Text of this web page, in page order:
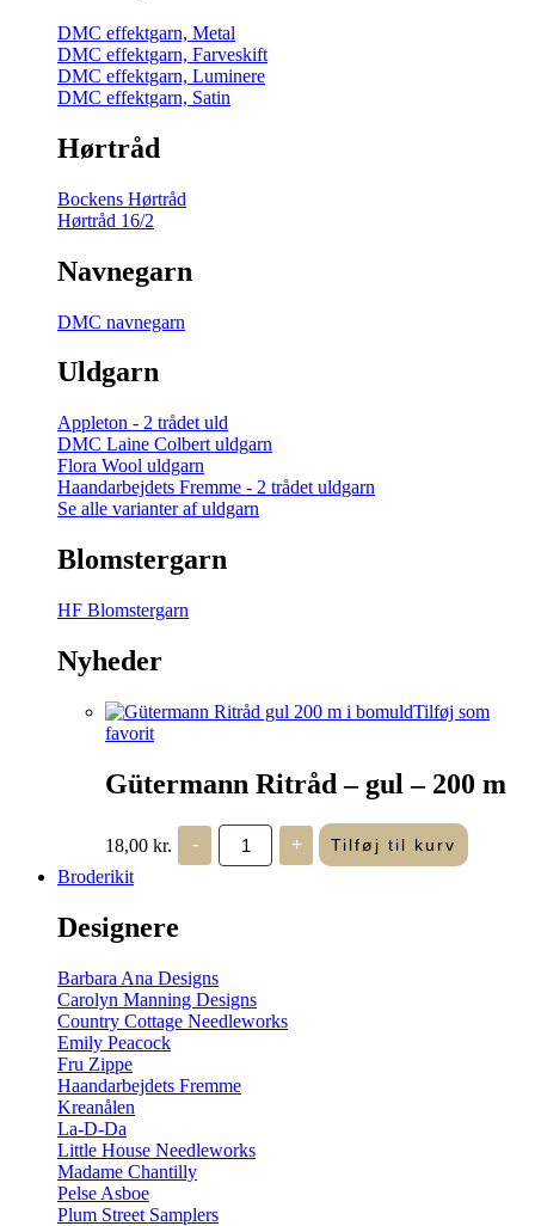
DMC effektgarn, Metal
DMC effektgarn, Farveskift
DMC effektgarn, Luminere
DMC effektgarn, Satin
Hørtråd
Bockens Hørtråd
Hørtråd 16/2
Navnegarn
DMC navnegarn
Uldgarn
Appleton - 2 trådet uld
DMC Laine Colbert uldgarn
Flora Wool uldgarn
Haandarbejdets Fremme - 2 trådet uldgarn
Se alle varianter af uldgarn
Blomstergarn
HF Blomstergarn
Nyheder
Tilføj som
favorit
Gütermann Ritråd – gul – 200 m
18,00 kr. -
Gütermann
Ritråd
-
+ Tilføj til kurv
Broderikit
Designere
Barbara Ana Designs
Carolyn Manning Designs
Country Cottage Needleworks
Emily Peacock
Fru Zippe
Haandarbejdets Fremme
Kreanålen
La-D-Da
Little House Needleworks
Madame Chantilly
Pelse Asboe
Plum Street Samplers